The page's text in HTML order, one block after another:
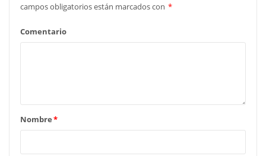
campos obligatorios están marcados con *
Comentario
Nombre*